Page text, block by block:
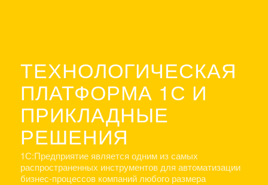
ТЕХНОЛОГИЧЕСКАЯ
ПЛАТФОРМА 1С И
ПРИКЛАДНЫЕ
РЕШЕНИЯ
1С:Предприятие является одним из самых
распространенных инструментов для автоматизации
бизнес-процессов компаний любого размера